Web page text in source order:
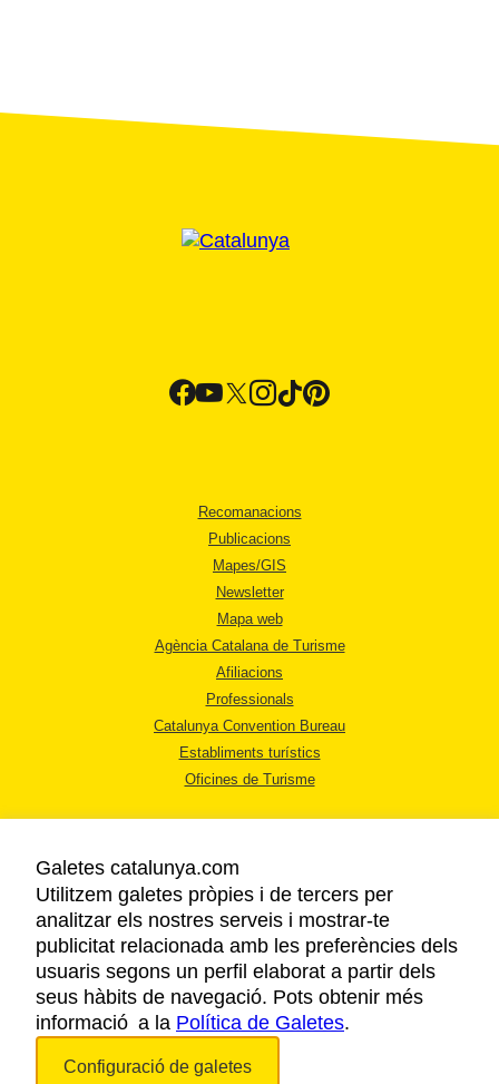
Recomanacions
Publicacions
Mapes/GIS
Newsletter
Mapa web
Agència Catalana de Turisme
Afiliacions
Professionals
Catalunya Convention Bureau
Establiments turístics
Oficines de Turisme
AVÍS LEGAL
POLÍTICA DE PRIVACITAT
COOKIES
ACCESSIBILITAT
Galetes catalunya.com
Utilitzem galetes pròpies i de tercers per
analitzar els nostres serveis i mostrar-te
publicitat relacionada amb les preferències dels
usuaris segons un perfil elaborat a partir dels
seus hàbits de navegació. Pots obtenir més
informació a la Política de Galetes.
Configuració de galetes